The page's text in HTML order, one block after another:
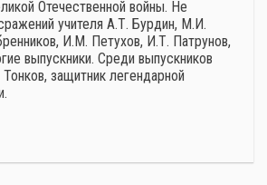
Отечественной войны. Не
учителя А.Т. Бурдин, М.И.
И.М. Петухов, И.Т. Патрунов,
выпускники. Среди выпускников
защитник легендарной